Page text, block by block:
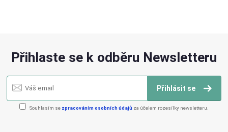
Přihlaste se k odběru Newsletteru
Přihlásit se
Souhlasím se zpracováním osobních údajů za účelem rozesílky newsletteru.